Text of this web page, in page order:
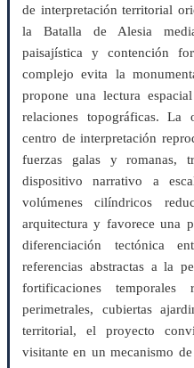
de interpretación territorial
la Batalla de Alesia
paisajística y contención
complejo evita la
propone una lectura
relaciones topográficas. La
centro de interpretación
fuerzas galas y romanas,
dispositivo narrativo a
volúmenes cilíndricos
arquitectura y favorece una
diferenciación tectónica
referencias abstractas a la
fortificaciones
perimetrales, cubiertas
territorial, el proyecto
visitante en un mecanismo